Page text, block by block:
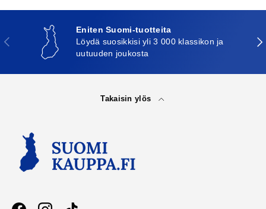
Edellinen
Eniten Suomi-tuotteita
Löydä suosikkisi yli 3 000 klassikon ja
uutuuden joukosta
Takaisin ylös